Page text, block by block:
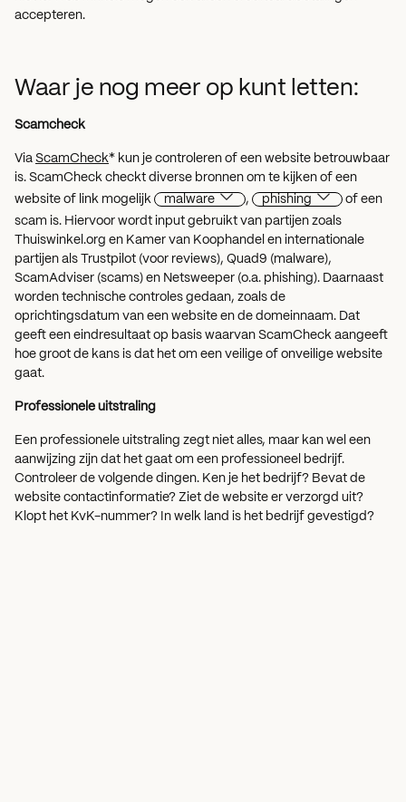
accepteren.
Waar je nog meer op kunt letten:
Scamcheck
Via ScamCheck* kun je controleren of een website betrouwbaar
is. ScamCheck checkt diverse bronnen om te kijken of een
website of link mogelijk
malware , phishing
of een
scam is. Hiervoor wordt input gebruikt van partijen zoals
Thuiswinkel.org en Kamer van Koophandel en internationale
partijen als Trustpilot (voor reviews), Quad9 (malware),
ScamAdviser (scams) en Netsweeper (o.a. phishing). Daarnaast
worden technische controles gedaan, zoals de
oprichtingsdatum van een website en de domeinnaam. Dat
geeft een eindresultaat op basis waarvan ScamCheck aangeeft
hoe groot de kans is dat het om een veilige of onveilige website
gaat.
Professionele uitstraling
Een professionele uitstraling zegt niet alles, maar kan wel een
aanwijzing zijn dat het gaat om een professioneel bedrijf.
Controleer de volgende dingen. Ken je het bedrijf? Bevat de
website contactinformatie? Ziet de website er verzorgd uit?
Klopt het KvK-nummer? In welk land is het bedrijf gevestigd?